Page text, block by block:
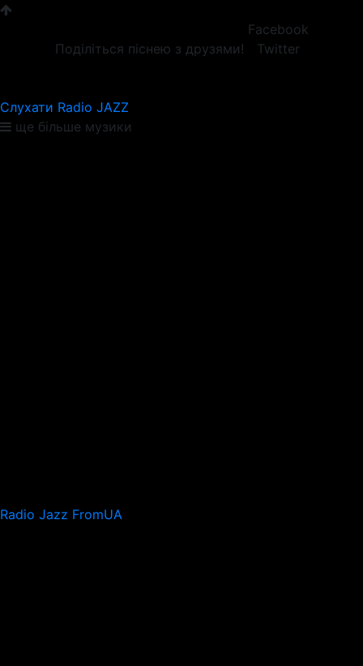
Поділіться піснею з друзями!
Facebook
Twitter
Слухати Radio JAZZ
ще більше музики
Radio Jazz FromUA